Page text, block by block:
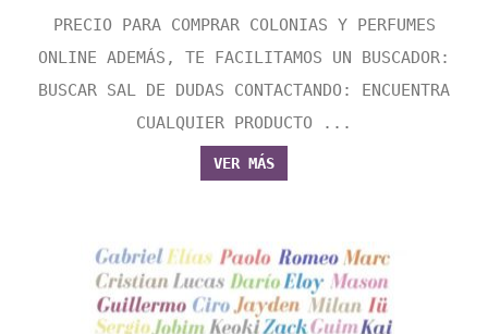
PRECIO PARA COMPRAR COLONIAS Y PERFUMES
ONLINE ADEMÁS, TE FACILITAMOS UN BUSCADOR:
BUSCAR SAL DE DUDAS CONTACTANDO: ENCUENTRA
CUALQUIER PRODUCTO ...
VER MÁS